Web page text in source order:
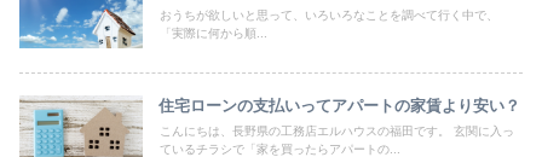
おうちが欲しいと思って、いろいろなことを調べて行く中で、
「実際に何から順...
住宅ローンの支払いってアパートの家賃より安い？
こんにちは、長野県の工務店エルハウスの福田です。 玄関に入っ
ているチラシで「家を買ったらアパートの...